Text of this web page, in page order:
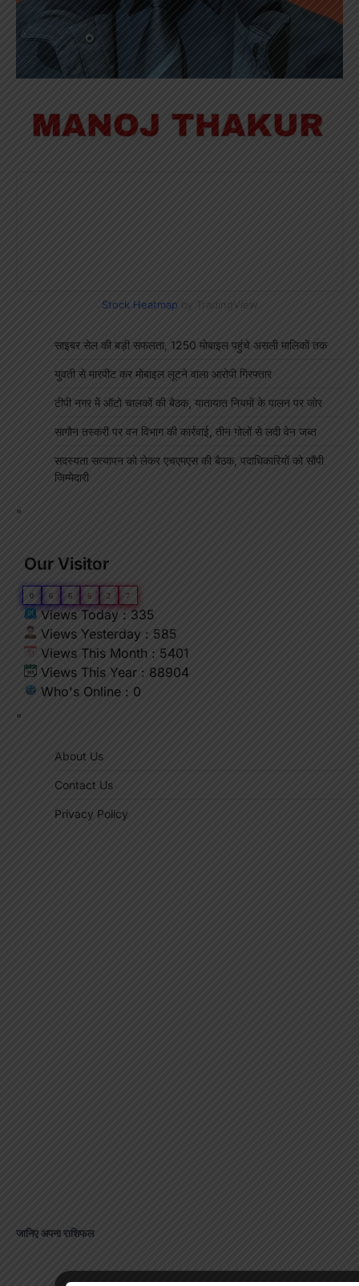
Stock Heatmap by TradingView
साइबर सेल की बड़ी सफलता, 1250 मोबाइल पहुंचे असली मालिकों तक
युवती से मारपीट कर मोबाइल लूटने वाला आरोपी गिरफ्तार
टीपी नगर में ऑटो चालकों की बैठक, यातायात नियमों के पालन पर जोर
सागौन तस्करी पर वन विभाग की कार्रवाई, तीन गोलों से लदी वेन जब्त
सदस्यता सत्यापन को लेकर एचएमएस की बैठक, पदाधिकारियों को सौंपी
जिम्मेदारी
"
Our Visitor
0 6 6 6 2 7
Views Today : 335
Views Yesterday : 585
Views This Month : 5401
Views This Year : 88904
Who's Online : 0
"
About Us
Contact Us
Privacy Policy
जानिए अपना राशिफल